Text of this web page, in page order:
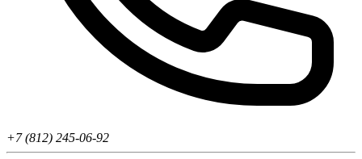
+7 (812) 245-06-92